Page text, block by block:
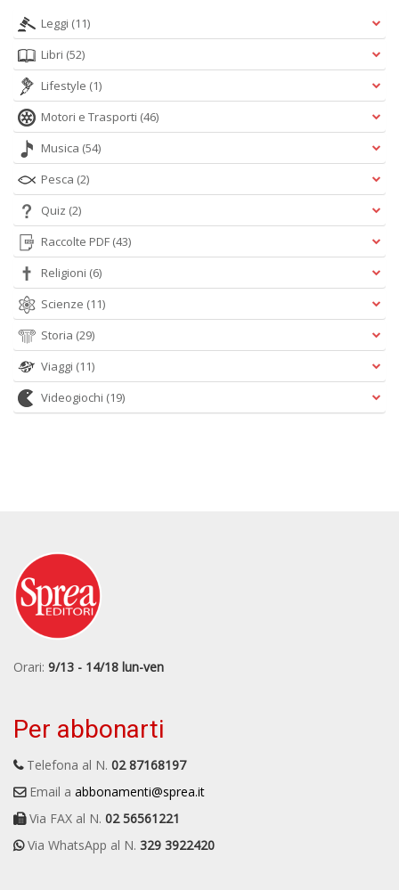
Leggi (11)
Libri (52)
Lifestyle (1)
Motori e Trasporti (46)
Musica (54)
Pesca (2)
Quiz (2)
Raccolte PDF (43)
Religioni (6)
Scienze (11)
Storia (29)
Viaggi (11)
Videogiochi (19)
Orari: 9/13 - 14/18 lun-ven
Per abbonarti
Telefona al N. 02 87168197
Email a abbonamenti@sprea.it
Via FAX al N. 02 56561221
Via WhatsApp al N. 329 3922420